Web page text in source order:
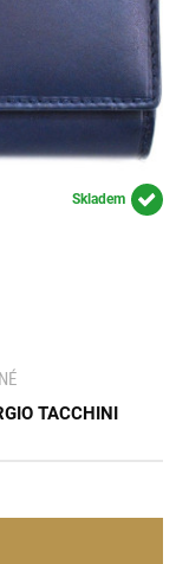
Skladem
TACCHINI